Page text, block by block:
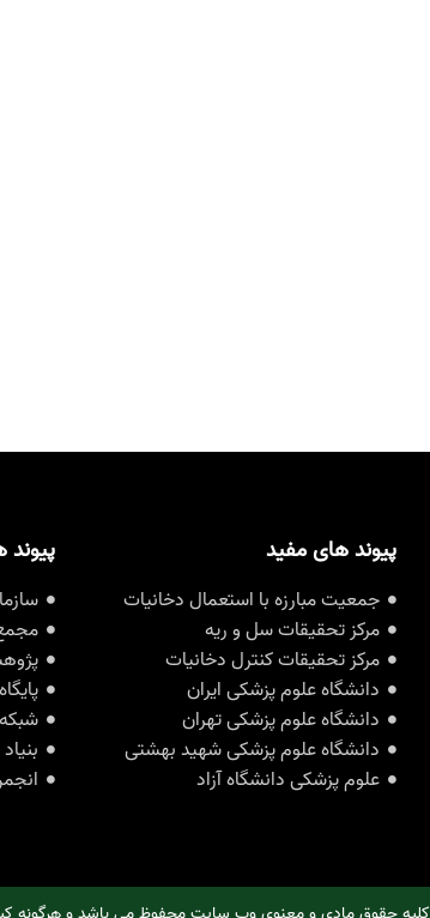
پیوند های مفید
جمعیت مبارزه با استعمال دخانیات
مرکز تحقیقات سل و ریه
مرکز تحقیقات کنترل دخانیات
دانشگاه علوم پزشکی ایران
دانشگاه علوم پزشکی تهران
دانشگاه علوم پزشکی شهید بهشتی
علوم پزشکی دانشگاه آزاد